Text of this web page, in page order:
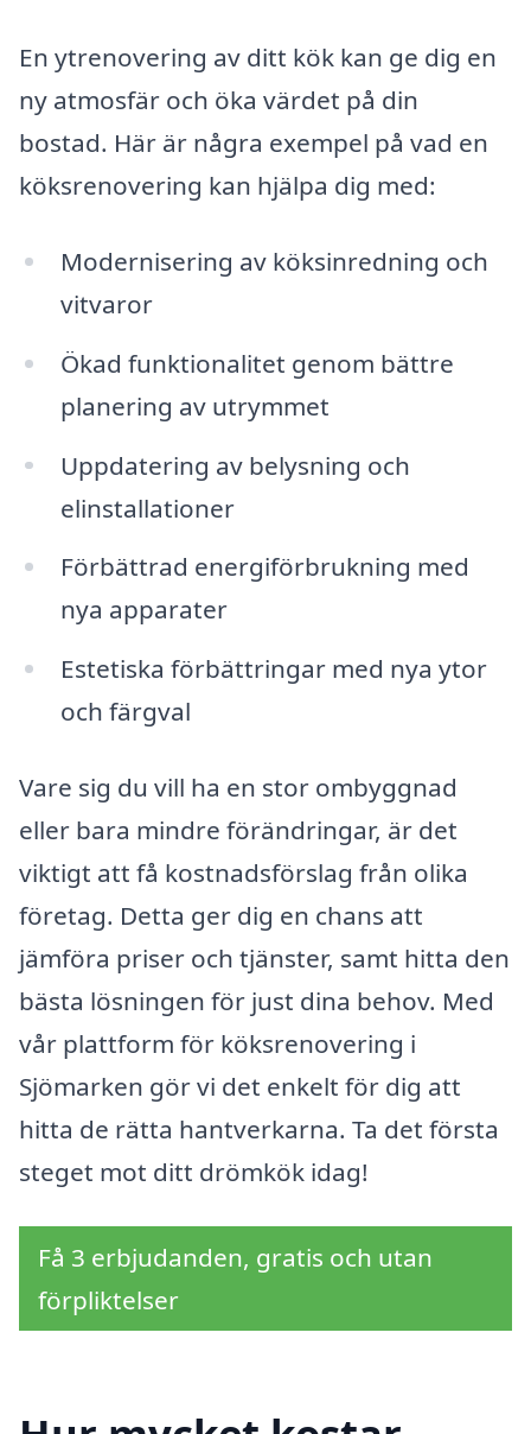
En ytrenovering av ditt kök kan ge dig en
ny atmosfär och öka värdet på din
bostad. Här är några exempel på vad en
köksrenovering kan hjälpa dig med:
Modernisering av köksinredning och
vitvaror
Ökad funktionalitet genom bättre
planering av utrymmet
Uppdatering av belysning och
elinstallationer
Förbättrad energiförbrukning med
nya apparater
Estetiska förbättringar med nya ytor
och färgval
Vare sig du vill ha en stor ombyggnad
eller bara mindre förändringar, är det
viktigt att få kostnadsförslag från olika
företag. Detta ger dig en chans att
jämföra priser och tjänster, samt hitta den
bästa lösningen för just dina behov. Med
vår plattform för köksrenovering i
Sjömarken gör vi det enkelt för dig att
hitta de rätta hantverkarna. Ta det första
steget mot ditt drömkök idag!
Få 3 erbjudanden, gratis och utan
förpliktelser